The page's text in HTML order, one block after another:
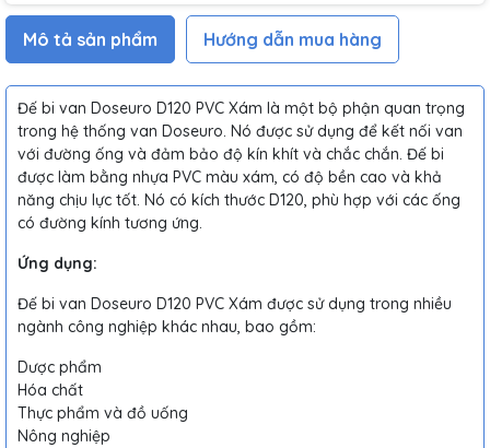
Mô tả sản phẩm Hướng dẫn mua hàng
Đế bi van Doseuro D120 PVC Xám là một bộ phận quan trọng
trong hệ thống van Doseuro. Nó được sử dụng để kết nối van
với đường ống và đảm bảo độ kín khít và chắc chắn. Đế bi
được làm bằng nhựa PVC màu xám, có độ bền cao và khả
năng chịu lực tốt. Nó có kích thước D120, phù hợp với các ống
có đường kính tương ứng.
Ứng dụng:
Đế bi van Doseuro D120 PVC Xám được sử dụng trong nhiều
ngành công nghiệp khác nhau, bao gồm:
Dược phẩm
Hóa chất
Thực phẩm và đồ uống
Nông nghiệp